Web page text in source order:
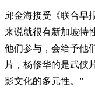
邱金海接受《联合早
来说就很有新加坡特
他们参与，会给予他
片，杨修华的是武侠
影文化的多元性。”